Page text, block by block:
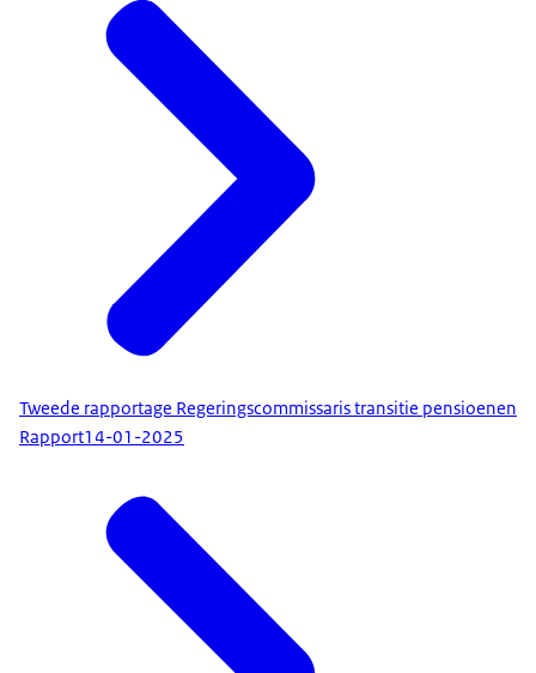
Tweede rapportage Regeringscommissaris transitie pensioenen
Rapport14-01-2025